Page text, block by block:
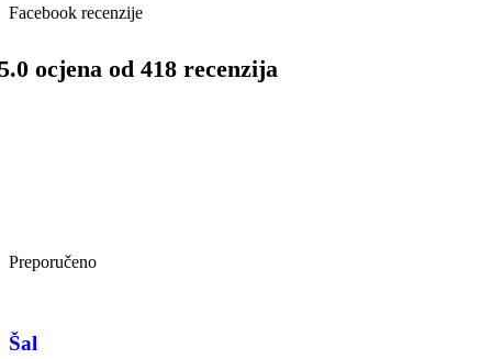
Facebook recenzije
ocjena od 418 recenzija
Preporučeno
Šal